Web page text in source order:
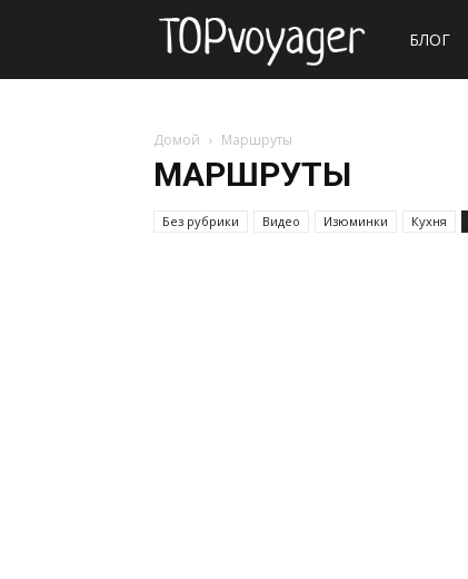
Сайт
БЛОГ
Домой Маршруты
МАРШРУТЫ
Без рубрики Видео Изюминки Кухня